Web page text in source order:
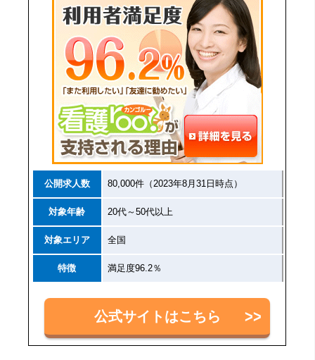
公開求人数 80,000件（2023年8月31日時点）
対象年齢 20代～50代以上
対象エリア 全国
特徴 満足度96.2％
公式サイトはこちら